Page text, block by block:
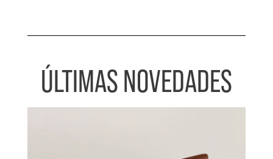
ÚLTIMAS NOVEDADES